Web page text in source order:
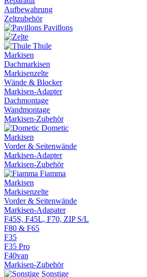
Aufbewahrung
Zeltzubehör
Pavillons
Thule
Markisen
Dachmarkisen
Markisenzelte
Wände & Blocker
Markisen-Adapter
Dachmontage
Wandmontage
Markisen-Zubehör
Dometic
Markisen
Vorder & Seitenwände
Markisen-Adapter
Markisen-Zubehör
Fiamma
Markisen
Markisenzelte
Vorder & Seitenwände
Markisen-Adapater
F45S, F45L, F70, ZIP S/L
F80 & F65
F35
F35 Pro
F40van
Markisen-Zubehör
Sonstige